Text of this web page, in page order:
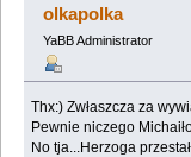
olkapolka
YaBB Administrator
Thx:) Zwłaszcza za
Pewnie niczego
No tja...Herzoga